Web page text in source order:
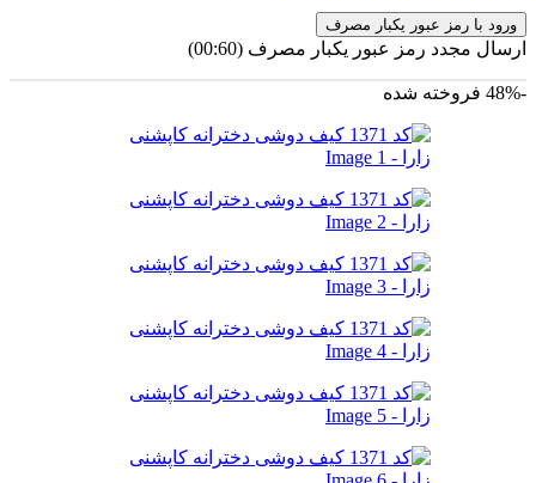
ورود با رمز عبور یکبار مصرف
ارسال مجدد رمز عبور یکبار مصرف (00:
60
)
-48% فروخته شده